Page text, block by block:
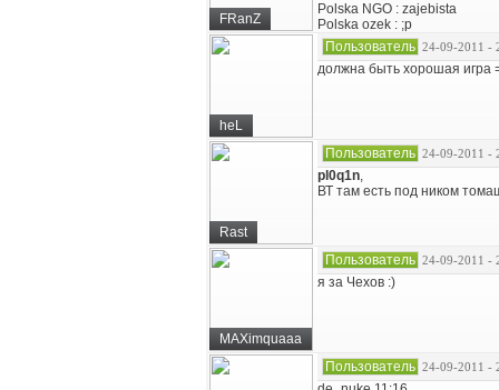
FRanZ
Polska NGO : zajebista
Polska ozek : ;p
heL
Пользователь 24-09-2011 -
должна быть хорошая игра
Rast
Пользователь 24-09-2011 -
pl0q1n,
ВТ там есть под ником
MAXimquaaa
Пользователь 24-09-2011 -
я за Чехов :)
Пользователь 24-09-2011 -